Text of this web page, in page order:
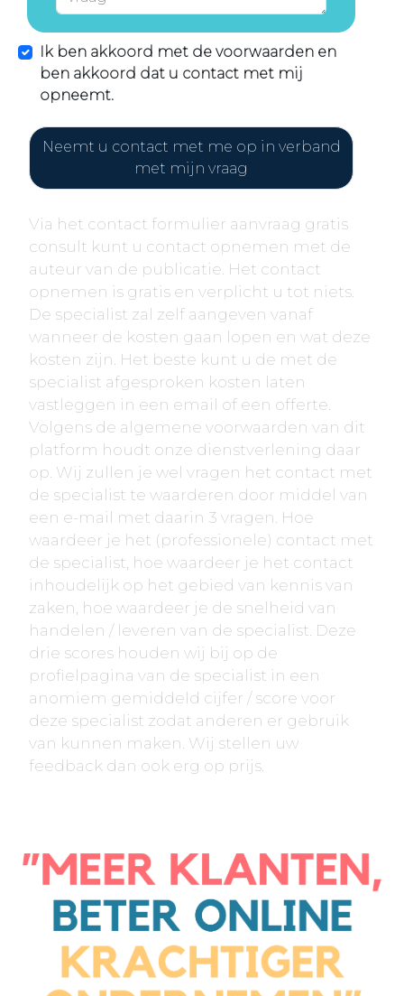
Ik ben akkoord met de voorwaarden en
ben akkoord dat u contact met mij
opneemt.
Neemt u contact met me op in verband
met mijn vraag
Via het contact formulier aanvraag gratis
consult kunt u contact opnemen met de
auteur van de publicatie. Het contact
opnemen is gratis en verplicht u tot niets.
De specialist zal zelf aangeven vanaf
wanneer de kosten gaan lopen en wat deze
kosten zijn. Het beste kunt u de met de
specialist afgesproken kosten laten
vastleggen in een email of een offerte.
Volgens de algemene voorwaarden van dit
platform houdt onze dienstverlening daar
op. Wij zullen je wel vragen het contact met
de specialist te waarderen door middel van
een e-mail met daarin 3 vragen. Hoe
waardeer je het (professionele) contact met
de specialist, hoe waardeer je het contact
inhoudelijk op het gebied van kennis van
zaken, hoe waardeer je de snelheid van
handelen / leveren van de specialist. Deze
drie scores houden wij bij op de
profielpagina van de specialist in een
anomiem gemiddeld cijfer / score voor
deze specialist zodat anderen er gebruik
van kunnen maken. Wij stellen uw
feedback dan ook erg op prijs.